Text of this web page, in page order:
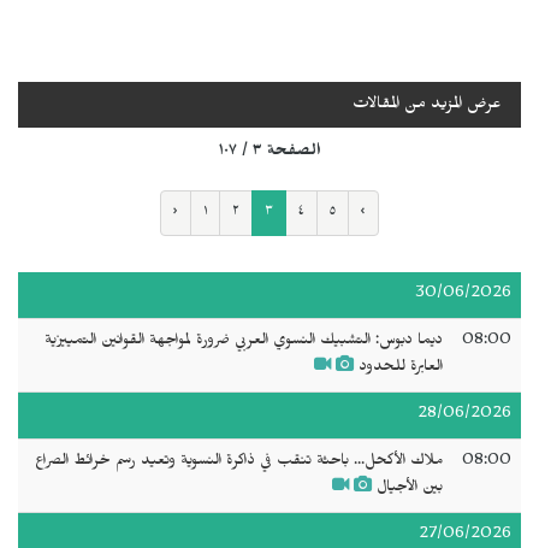
عرض المزيد من المقالات
الصفحة ٣ / ١٠٧
‹ ١ ٢ ٣ ٤ ٥ ›
30/06/2026
08:00
ديما دبوس: التشبيك النسوي العربي ضرورة لمواجهة القوانين التمييزية
العابرة للحدود
28/06/2026
08:00
ملاك الأكحل... باحثة تنقب في ذاكرة النسوية وتعيد رسم خرائط الصراع
بين الأجيال
27/06/2026